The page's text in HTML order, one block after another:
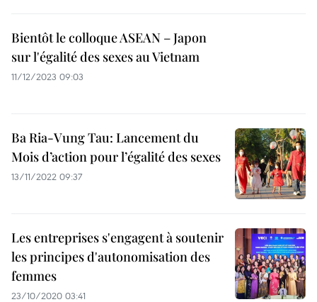
Bientôt le colloque ASEAN – Japon
sur l'égalité des sexes au Vietnam
11/12/2023 09:03
Ba Ria-Vung Tau: Lancement du
Mois d’action pour l’égalité des sexes
13/11/2022 09:37
Les entreprises s'engagent à soutenir
les principes d'autonomisation des
femmes
23/10/2020 03:41